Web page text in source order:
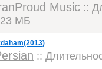
Music ::
МБ
::